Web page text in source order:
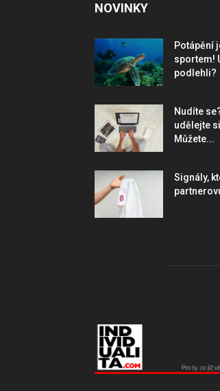
NOVINKY
Potápění
sportem!
podlehli?
Nudíte
udělejte
Můžete...
Signály,